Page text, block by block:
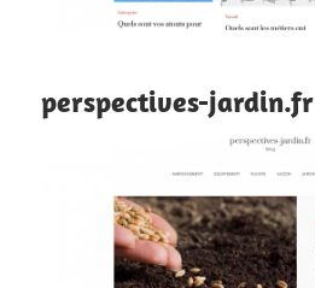
perspectives-jardin.fr